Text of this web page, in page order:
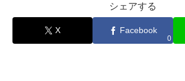
シェアする
X Facebook
0